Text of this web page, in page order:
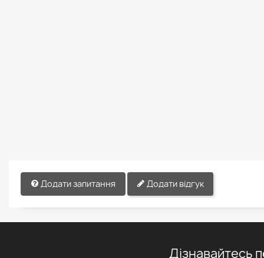
Додати запитання Додати відгук
Дізнавайтесь